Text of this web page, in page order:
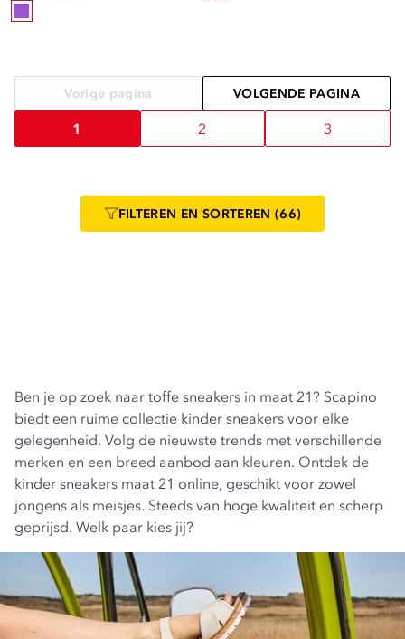
Vorige pagina VOLGENDE PAGINA
1 2 3
FILTEREN EN SORTEREN (66)
Ben je op zoek naar toffe sneakers in maat 21? Scapino
biedt een ruime collectie kinder sneakers voor elke
gelegenheid. Volg de nieuwste trends met verschillende
merken en een breed aanbod aan kleuren. Ontdek de
kinder sneakers maat 21 online, geschikt voor zowel
jongens als meisjes. Steeds van hoge kwaliteit en scherp
geprijsd. Welk paar kies jij?